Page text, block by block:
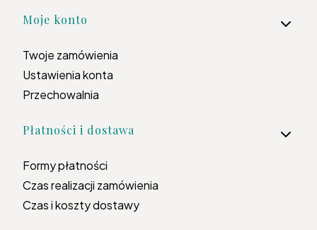
Moje konto
Twoje zamówienia
Ustawienia konta
Przechowalnia
Płatności i dostawa
Formy płatności
Czas realizacji zamówienia
Czas i koszty dostawy